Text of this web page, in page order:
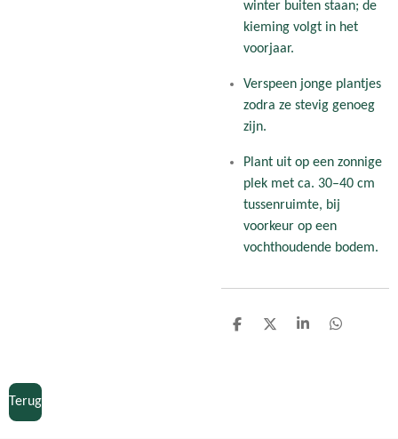
winter buiten staan; de
kieming volgt in het
voorjaar.
Verspeen jonge plantjes
zodra ze stevig genoeg
zijn.
Plant uit op een zonnige
plek met ca. 30–40 cm
tussenruimte, bij
voorkeur op een
vochthoudende bodem.
D
D
S
D
Terug